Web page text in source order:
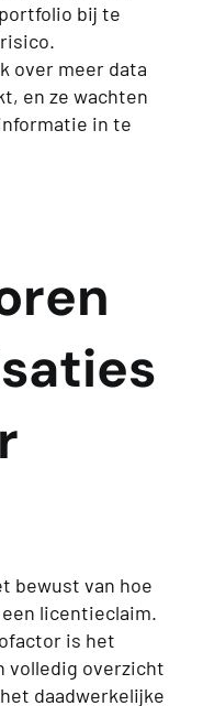
bij te
over meer data
en ze wachten
in te
bewust van hoe
licentieclaim.
is het
volledig overzicht
daadwerkelijke